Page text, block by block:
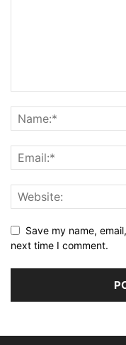
Save my name,
next time I comment.